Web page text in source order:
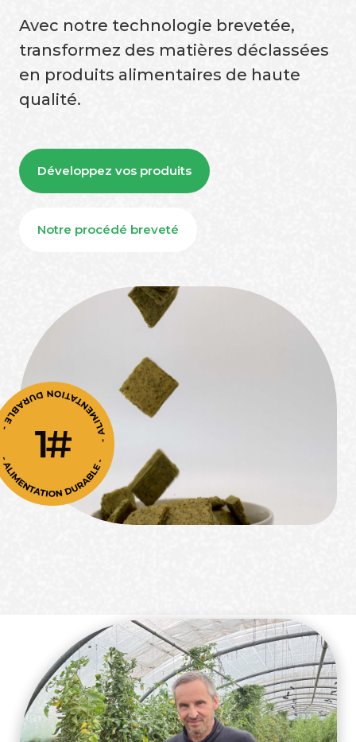
Avec notre technologie brevetée,
transformez des matières déclassées
en produits alimentaires de haute
qualité.
Développez vos produits
Notre procédé breveté